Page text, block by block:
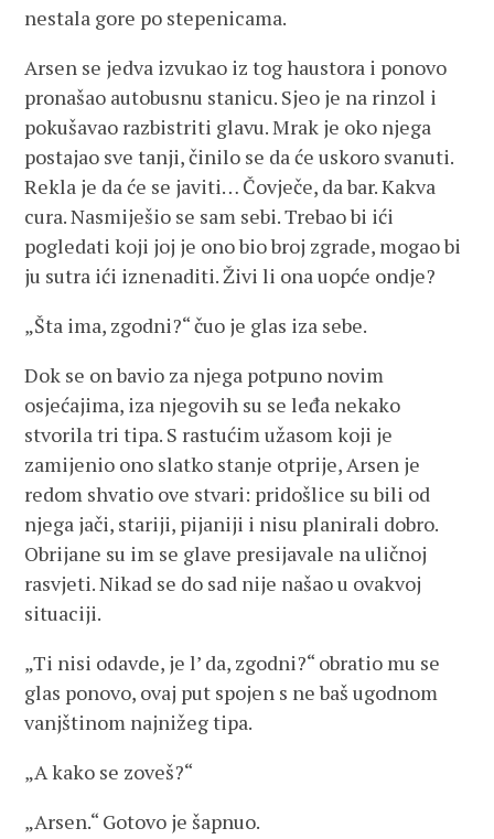
nestala gore po stepenicama.
Arsen se jedva izvukao iz tog haustora i ponovo
pronašao autobusnu stanicu. Sjeo je na rinzol i
pokušavao razbistriti glavu. Mrak je oko njega
postajao sve tanji, činilo se da će uskoro svanuti.
Rekla je da će se javiti… Čovječe, da bar. Kakva
cura. Nasmiješio se sam sebi. Trebao bi ići
pogledati koji joj je ono bio broj zgrade, mogao bi
ju sutra ići iznenaditi. Živi li ona uopće ondje?
„Šta ima, zgodni?“ čuo je glas iza sebe.
Dok se on bavio za njega potpuno novim
osjećajima, iza njegovih su se leđa nekako
stvorila tri tipa. S rastućim užasom koji je
zamijenio ono slatko stanje otprije, Arsen je
redom shvatio ove stvari: pridošlice su bili od
njega jači, stariji, pijaniji i nisu planirali dobro.
Obrijane su im se glave presijavale na uličnoj
rasvjeti. Nikad se do sad nije našao u ovakvoj
situaciji.
„Ti nisi odavde, je l’ da, zgodni?“ obratio mu se
glas ponovo, ovaj put spojen s ne baš ugodnom
vanjštinom najnižeg tipa.
„A kako se zoveš?“
„Arsen.“ Gotovo je šapnuo.